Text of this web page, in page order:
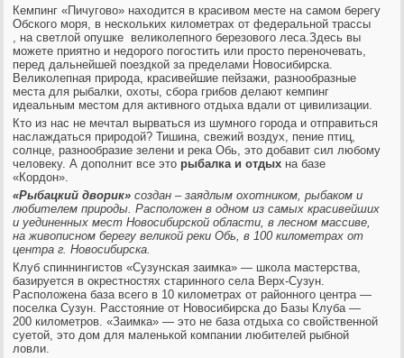
Кемпинг «Пичугово» находится в красивом месте на самом берегу
Обского моря, в нескольких километрах от федеральной трассы
, на светлой опушке великолепного березового леса.Здесь вы
можете приятно и недорого погостить или просто переночевать,
перед дальнейшей поездкой за пределами Новосибирска.
Великолепная природа, красивейшие пейзажи, разнообразные
места для рыбалки, охоты, сбора грибов делают кемпинг
идеальным местом для активного отдыха вдали от цивилизации.
Кто из нас не мечтал вырваться из шумного города и отправиться
наслаждаться природой? Тишина, свежий воздух, пение птиц,
солнце, разнообразие зелени и река Обь, это добавит сил любому
человеку. А дополнит все это рыбалка и отдых на базе
«Кордон».
«Рыбацкий дворик» создан – заядлым охотником, рыбаком и
любителем природы. Расположен в одном из самых красивейших
и уединенных мест Новосибирской области, в лесном массиве,
на живописном берегу великой реки Обь, в 100 километрах от
центра г. Новосибирска.
Клуб спиннингистов «Сузунская заимка» — школа мастерства,
базируется в окрестностях старинного села Верх-Сузун.
Расположена база всего в 10 километрах от районного центра —
поселка Сузун. Расстояние от Новосибирска до Базы Клуба —
200 километров. «Заимка» — это не база отдыха со свойственной
суетой, это дом для маленькой компании любителей рыбной
ловли.